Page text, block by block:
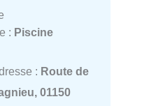
: Piscine
: Route de
01150